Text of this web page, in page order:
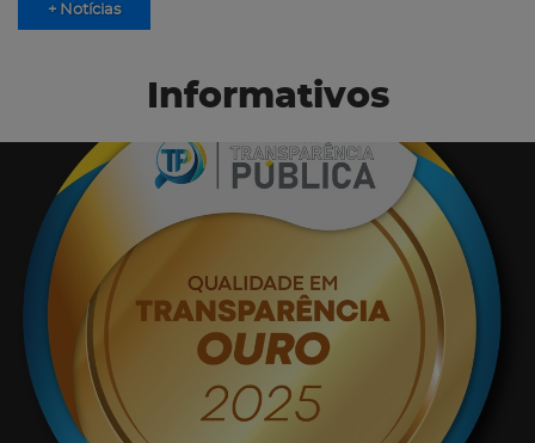
+ Notícias
Informativos